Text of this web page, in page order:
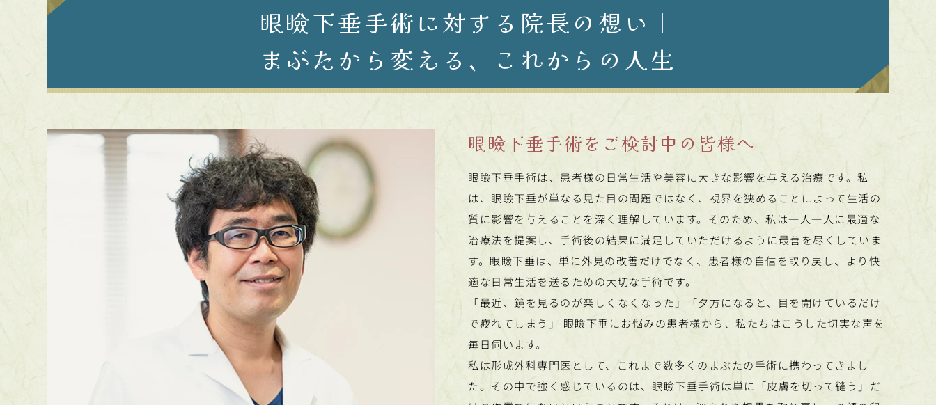
眼瞼下垂手術に対する院長の想い｜
まぶたから変える、
これからの人生
眼瞼下垂手術をご検討中の皆様へ
眼瞼下垂手術は、患者様の日常生活や美容に大きな影響を与える治療です。私
は、眼瞼下垂が単なる見た目の問題ではなく、視界を狭めることによって生活の
質に影響を与えることを深く理解しています。そのため、私は一人一人に最適な
治療法を提案し、手術後の結果に満足していただけるように最善を尽くしていま
す。眼瞼下垂は、単に外見の改善だけでなく、患者様の自信を取り戻し、より快
適な日常生活を送るための大切な手術です。
「最近、鏡を見るのが楽しくなくなった」「夕方になると、目を開けているだけ
で疲れてしまう」 眼瞼下垂にお悩みの患者様から、私たちはこうした切実な声を
毎日伺います。
私は形成外科専門医として、これまで数多くのまぶたの手術に携わってきまし
た。その中で強く感じているのは、眼瞼下垂手術は単に「皮膚を切って縫う」だ